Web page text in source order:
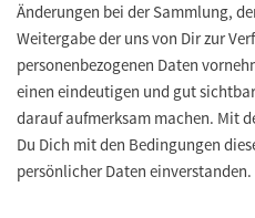
Änderungen bei der Sammlung,
Weitergabe der uns von Dir zur
personenbezogenen Daten
einen eindeutigen und gut
darauf aufmerksam machen. Mit
Du Dich mit den Bedingungen
persönlicher Daten einverstanden.